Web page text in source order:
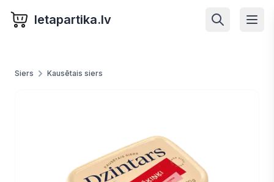
letapartika.lv
Siers Kausētais siers